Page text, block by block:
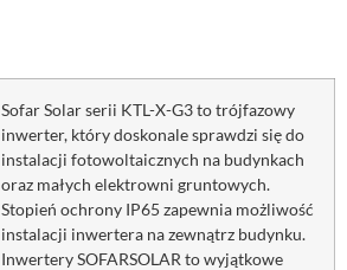
Sofar Solar serii KTL-X-G3 to trójfazowy
inwerter, który doskonale sprawdzi się do
instalacji fotowoltaicznych na budynkach
oraz małych elektrowni gruntowych.
Stopień ochrony IP65 zapewnia możliwość
instalacji inwertera na zewnątrz budynku.
Inwertery SOFARSOLAR to wyjątkowe